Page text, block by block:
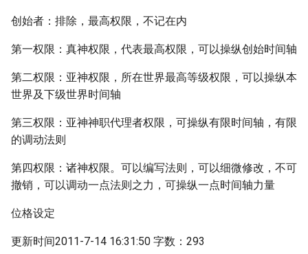
创始者：排除，最高权限，不记在内
第一权限：真神权限，代表最高权限，可以操纵创始时间轴
第二权限：亚神权限，所在世界最高等级权限，可以操纵本
世界及下级世界时间轴
第三权限：亚神神职代理者权限，可操纵有限时间轴，有限
的调动法则
第四权限：诸神权限。可以编写法则，可以细微修改，不可
撤销，可以调动一点法则之力，可操纵一点时间轴力量
位格设定
更新时间2011-7-14 16:31:50 字数：293